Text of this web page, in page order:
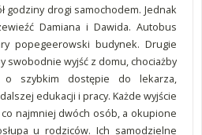
godziny drogi samochodem. Jednak
Damiana i Dawida. Autobus
popegeerowski budynek. Drugie
swobodnie wyjść z domu, chociażby
szybkim dostępie do lekarza,
edukacji i pracy. Każde wyjście
co najmniej dwóch osób, a okupione
u rodziców. Ich samodzielne